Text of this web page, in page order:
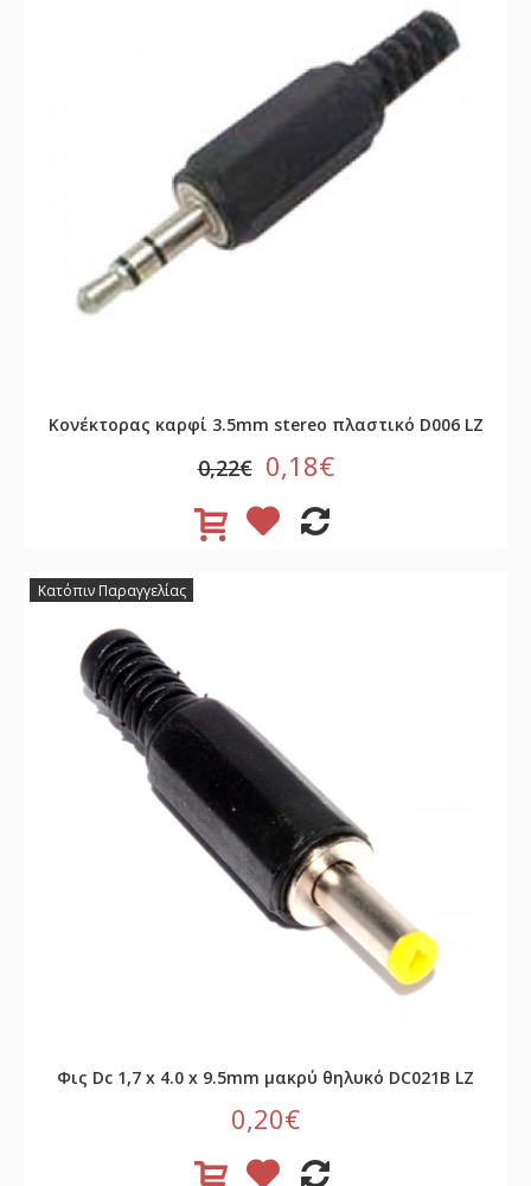
Κονέκτορας καρφί 3.5mm stereo πλαστικό D006 LZ
0,22€ 0,18€
Κατόπιν Παραγγελίας
Φις Dc 1,7 x 4.0 x 9.5mm μακρύ θηλυκό DC021B LZ
0,20€